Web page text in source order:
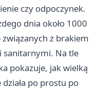
czy odpoczynek.
dnia około 1000
z brakiem
sanitarnymi. Na tle
pokazuje, jak wielką
po prostu po